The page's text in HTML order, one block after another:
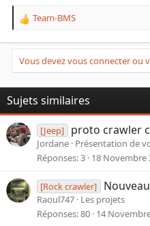
R
c
t
o
n
s
:
Team-BMS
Vous devez vous connecter ou
Sujets similaires
[Jeep] proto crawler
Jordane Présentation de
Réponses 3 18 Novembre
[Rock crawler]
Raoul747 Les projets
Réponses 80 14